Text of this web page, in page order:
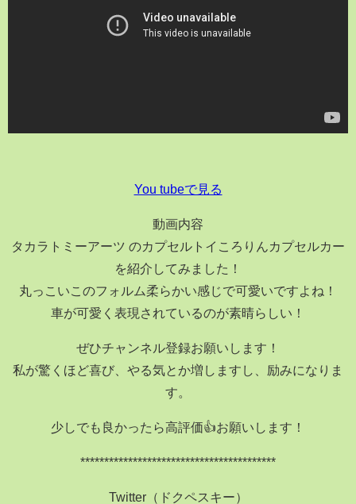
You tubeで見る
動画内容
タカラトミーアーツ のカプセルトイころりんカプセルカー
を紹介してみました！
丸っこいこのフォルム柔らかい感じで可愛いですよね！
車が可愛く表現されているのが素晴らしい！
ぜひチャンネル登録お願いします！
私が驚くほど喜び、やる気とか増しますし、励みになりま
す。
少しでも良かったら高評価👍お願いします！
*****************************************
Twitter（ドクペスキー）